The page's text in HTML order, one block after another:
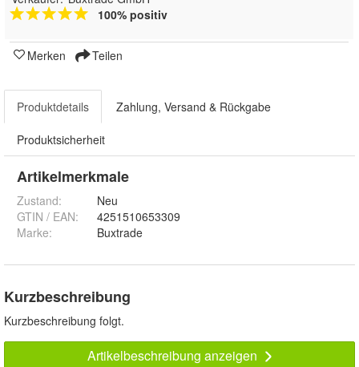
100% positiv
Merken Teilen
Produktdetails Zahlung, Versand & Rückgabe
Produktsicherheit
Artikelmerkmale
Zustand:
Neu
GTIN / EAN:
4251510653309
Marke:
Buxtrade
Kurzbeschreibung
Kurzbeschreibung folgt.
Artikelbeschreibung anzeigen